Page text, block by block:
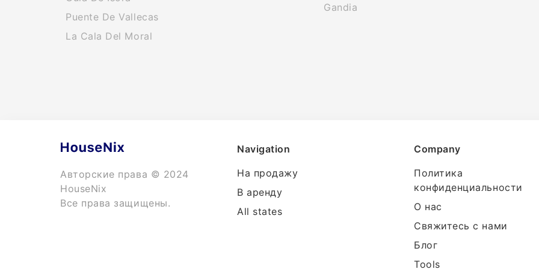
Puente De Vallecas
La Cala Del Moral
Gandia
Авторские права © 2024
HouseNix
Все права защищены.
Navigation
На продажу
В аренду
All states
Company
Политика
конфиденциальности
О нас
Свяжитесь с нами
Блог
Tools